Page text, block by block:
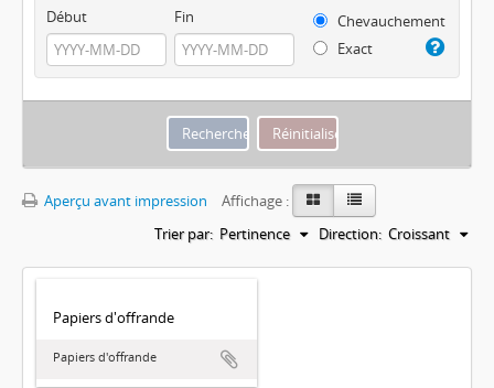
Début Fin
Chevauchement
Exact
Aperçu avant impression
Affichage :
Trier par: Pertinence Direction: Croissant
Papiers d'offrande
Papiers d'offrande